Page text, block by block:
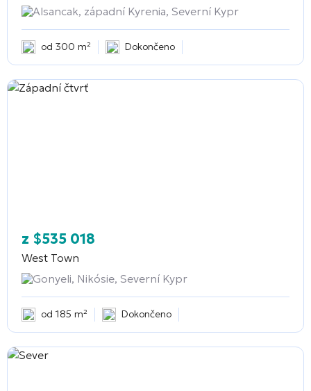
Alsancak, západní Kyrenia, Severní Kypr
od 300 m² Dokončeno
z $535 018
West Town
Gonyeli, Nikósie, Severní Kypr
od 185 m² Dokončeno